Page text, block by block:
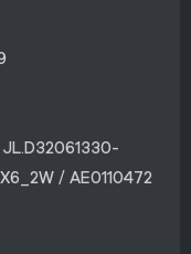
JL.D32061330-
/ AE0110472